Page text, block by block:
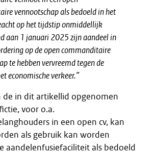
vennootschap als bedoeld in het
op het tijdstip onmiddellijk
aan 1 januari 2025 zijn aandeel in
op de open commanditaire
te hebben vervreemd tegen de
economische verkeer.”
de in dit artikellid opgenomen
voor o.a.
in een open cv, kan
als gebruik kan worden
aandelenfusiefaciliteit als bedoeld